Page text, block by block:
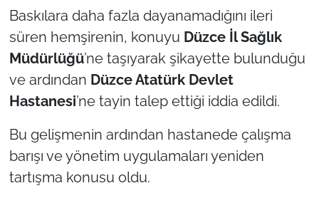
Baskılara daha fazla dayanamadığını ileri
süren hemşirenin, konuyu Düzce İl Sağlık
Müdürlüğü’ne taşıyarak şikayette bulunduğu
ve ardından Düzce Atatürk Devlet
Hastanesi’ne tayin talep ettiği iddia edildi.
Bu gelişmenin ardından hastanede çalışma
barışı ve yönetim uygulamaları yeniden
tartışma konusu oldu.